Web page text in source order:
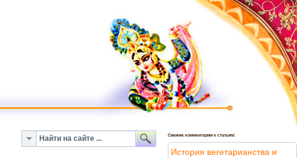
Свежие комментарии к статьям:
История вегетарианства и